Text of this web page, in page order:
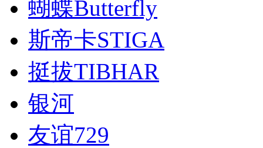
蝴蝶Butterfly
斯帝卡STIGA
挺拔TIBHAR
银河
友谊729